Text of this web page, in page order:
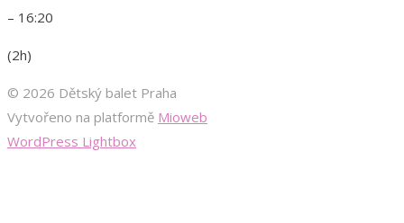
– 16:20
(2h)
© 2026 Dětský balet Praha
Vytvořeno na platformě Mioweb
WordPress Lightbox